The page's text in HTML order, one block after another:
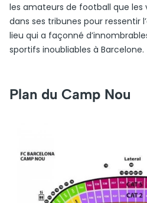
les amateurs de football que les
dans ses tribunes pour ressentir
lieu qui a façonné
sportifs inoubliables à Barcelone.
Plan du Camp Nou